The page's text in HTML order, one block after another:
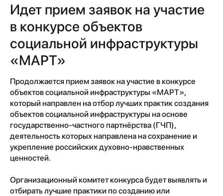
Идет прием заявок на участие
в конкурсе объектов
социальной инфраструктуры
«МАРТ»
Продолжается прием заявок на участие в конкурсе
объектов социальной инфраструктуры «МАРТ»,
который направлен на отбор лучших практик создания
объектов социальной инфраструктуры на основе
государственно-частного партнёрства (ГЧП),
деятельность которых направлена на сохранение и
укрепление российских духовно-нравственных
ценностей.
Организационный комитет конкурса будет выявлять и
отбирать лучшие практики по созданию или